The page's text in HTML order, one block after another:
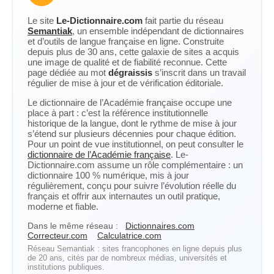
Le site Le-Dictionnaire.com fait partie du réseau
Semantiak, un ensemble indépendant de dictionnaires
et d’outils de langue française en ligne. Construite
depuis plus de 30 ans, cette galaxie de sites a acquis
une image de qualité et de fiabilité reconnue. Cette
page dédiée au mot dégraissis s’inscrit dans un travail
régulier de mise à jour et de vérification éditoriale.
Le dictionnaire de l’Académie française occupe une
place à part : c’est la référence institutionnelle
historique de la langue, dont le rythme de mise à jour
s’étend sur plusieurs décennies pour chaque édition.
Pour un point de vue institutionnel, on peut consulter le
dictionnaire de l’Académie française. Le-
Dictionnaire.com assume un rôle complémentaire : un
dictionnaire 100 % numérique, mis à jour
régulièrement, conçu pour suivre l’évolution réelle du
français et offrir aux internautes un outil pratique,
moderne et fiable.
Dans le même réseau :
Dictionnaires.com
Correcteur.com
Calculatrice.com
Réseau Semantiak : sites francophones en ligne depuis plus
de 20 ans, cités par de nombreux médias, universités et
institutions publiques.